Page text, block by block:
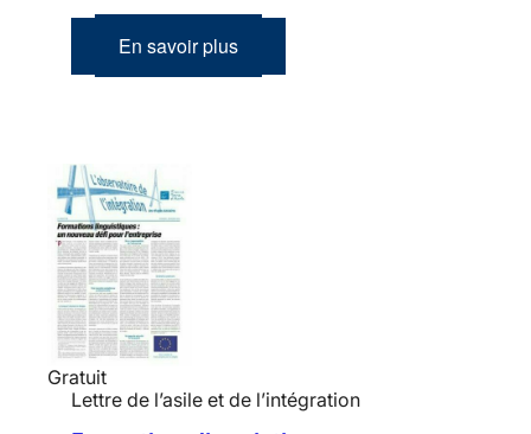
En savoir plus
Gratuit
Lettre de l’asile et de l’intégration